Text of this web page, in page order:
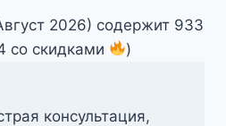
2026) содержит 933
со скидками
)
консультация,